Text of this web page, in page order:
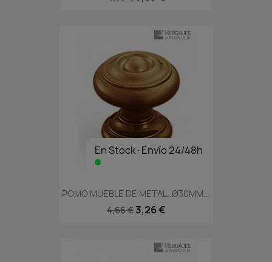
En Stock·Envío 24/48h
POMO MUEBLE DE METAL..Ø30MM...
4,66 € 3,26 €